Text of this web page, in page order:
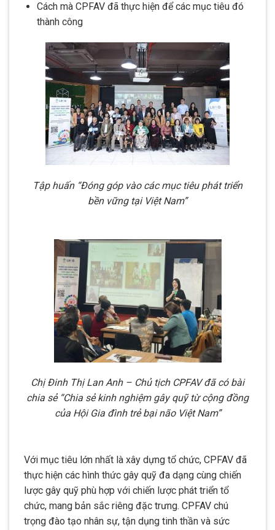
Cách mà CPFAV đã thực hiện để các mục tiêu đó
thành công
Tập huấn “Đóng góp vào các mục tiêu phát triển
bền vững tại Việt Nam”
Chị Đinh Thị Lan Anh – Chủ tịch CPFAV đã có bài
chia sẻ “Chia sẻ kinh nghiệm gây quỹ từ cộng đồng
của Hội Gia đình trẻ bại não Việt Nam”
Với mục tiêu lớn nhất là xây dựng tổ chức, CPFAV đã
thực hiện các hình thức gây quỹ đa dạng cùng chiến
lược gây quỹ phù hợp với chiến lược phát triển tổ
chức, mang bản sắc riêng đặc trưng. CPFAV chú
trọng đào tạo nhân sự, tận dụng tinh thần và sức